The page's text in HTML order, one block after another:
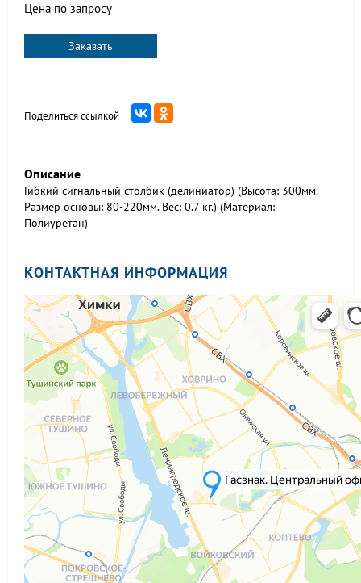
Цена по запросу
Заказать
Поделиться ссылкой
Описание
Гибкий сигнальный столбик (делиниатор) (Высота: 300мм.
Размер основы: 80-220мм. Вес: 0.7 кг.) (Материал:
Полиуретан)
КОНТАКТНАЯ ИНФОРМАЦИЯ